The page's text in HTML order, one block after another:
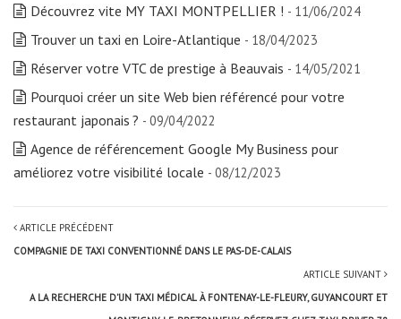
Découvrez vite MY TAXI MONTPELLIER ! - 11/06/2024
Trouver un taxi en Loire-Atlantique - 18/04/2023
Réserver votre VTC de prestige à Beauvais - 14/05/2021
Pourquoi créer un site Web bien référencé pour votre
restaurant japonais ? - 09/04/2022
Agence de référencement Google My Business pour
améliorez votre visibilité locale - 08/12/2023
ARTICLE PRÉCÉDENT
COMPAGNIE DE TAXI CONVENTIONNÉ DANS LE PAS-DE-CALAIS
ARTICLE SUIVANT
A LA RECHERCHE D’UN TAXI MÉDICAL À FONTENAY-LE-FLEURY, GUYANCOURT ET